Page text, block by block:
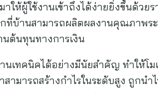
าให้ผู้ใช้งานเข้าถึงได้ง่ายยิ่งขึ้นด้วย
ที่บ้านสามารถผลิตผลงานคุณภาพร
ต้นทุนทางการเงิน
ทคนิคได้อย่างมีนัยสำคัญ ทำให้โม
ามารถสร้างกำไรในระดับสูง ถูกนำ